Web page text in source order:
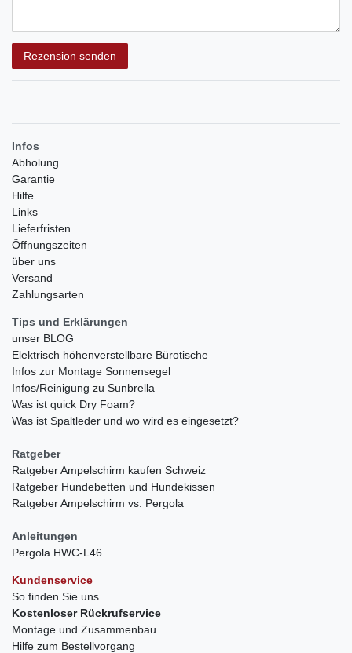
Rezension senden
Infos
Abholung
Garantie
Hilfe
Links
Lieferfristen
Öffnungszeiten
über uns
Versand
Zahlungsarten
Tips und Erklärungen
unser BLOG
Elektrisch höhenverstellbare Bürotische
Infos zur Montage Sonnensegel
Infos/Reinigung zu Sunbrella
Was ist quick Dry Foam?
Was ist Spaltleder und wo wird es eingesetzt?
Ratgeber
Ratgeber Ampelschirm kaufen Schweiz
Ratgeber Hundebetten und Hundekissen
Ratgeber Ampelschirm vs. Pergola
Anleitungen
Pergola HWC-L46
Kundenservice
So finden Sie uns
Kostenloser Rückrufservice
Montage und Zusammenbau
Hilfe zum Bestellvorgang